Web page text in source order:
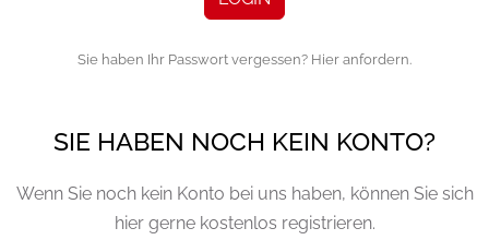
Sie haben Ihr Passwort vergessen? Hier anfordern.
SIE HABEN NOCH KEIN KONTO?
Wenn Sie noch kein Konto bei uns haben, können Sie sich
hier gerne kostenlos registrieren.